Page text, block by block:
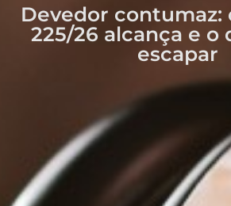
Devedor contumaz:
225/26 alcança e o
escapar